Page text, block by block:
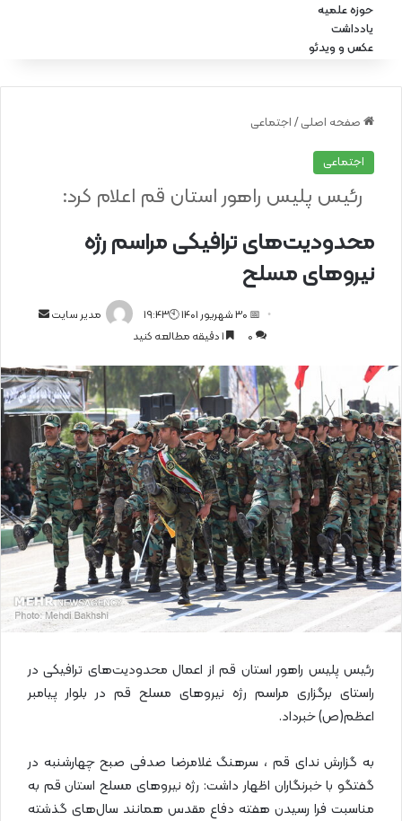
حوزه علمیه
یادداشت
عکس و ویدئو
صفحه اصلی / اجتماعی
اجتماعی
محدودیت‌های ترافیکی مراسم رژه
نیروهای مسلح
رئیس پلیس راهور استان قم اعلام کرد:
مدیر سایت
ا
ل
ا
ی
م
ی
ل
📅 30 شهریور 1401 🕙19:43
0
رئیس پلیس راهور استان قم از اعمال محدودیت‌های ترافیکی در
راستای برگزاری مراسم رژه نیروهای مسلح قم در بلوار پیامبر
اعظم(ص) خبرداد.
به گزارش ندای قم ، سرهنگ غلامرضا صدفی صبح چهارشنبه در
گفتگو با خبرنگاران اظهار داشت: رژه نیروهای مسلح استان قم به
مناسبت فرا رسیدن هفته دفاع مقدس همانند سال‌های گذشته